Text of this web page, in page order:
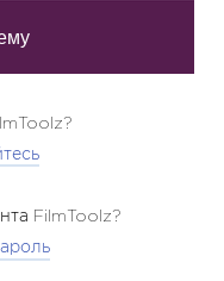
FilmToolz?